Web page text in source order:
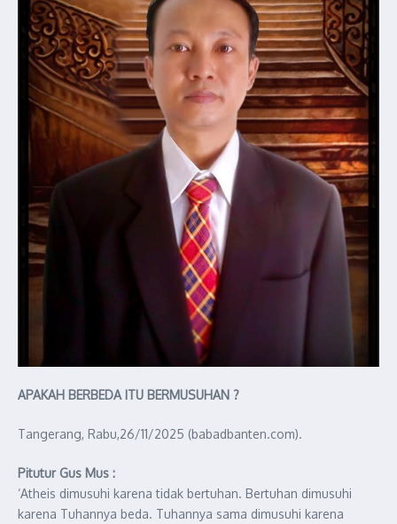
APAKAH BERBEDA ITU BERMUSUHAN ?
Tangerang, Rabu,26/11/2025 (babadbanten.com).
Pitutur Gus Mus :
‘Atheis dimusuhi karena tidak bertuhan. Bertuhan dimusuhi
karena Tuhannya beda. Tuhannya sama dimusuhi karena